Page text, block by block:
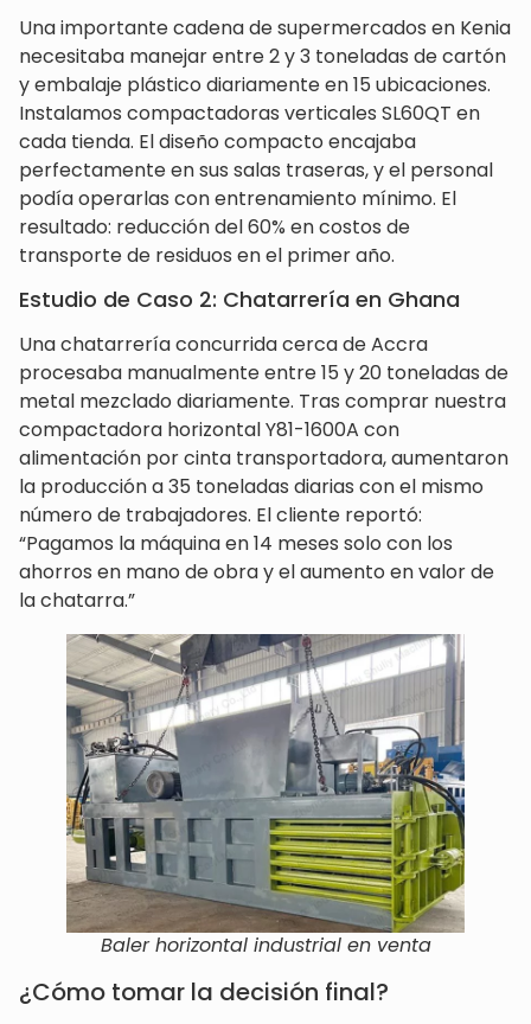
Una importante cadena de supermercados en Kenia
necesitaba manejar entre 2 y 3 toneladas de cartón
y embalaje plástico diariamente en 15 ubicaciones.
Instalamos compactadoras verticales SL60QT en
cada tienda. El diseño compacto encajaba
perfectamente en sus salas traseras, y el personal
podía operarlas con entrenamiento mínimo. El
resultado: reducción del 60% en costos de
transporte de residuos en el primer año.
Estudio de Caso 2: Chatarrería en Ghana
Una chatarrería concurrida cerca de Accra
procesaba manualmente entre 15 y 20 toneladas de
metal mezclado diariamente. Tras comprar nuestra
compactadora horizontal Y81-1600A con
alimentación por cinta transportadora, aumentaron
la producción a 35 toneladas diarias con el mismo
número de trabajadores. El cliente reportó:
“Pagamos la máquina en 14 meses solo con los
ahorros en mano de obra y el aumento en valor de
la chatarra.”
Baler horizontal industrial en venta
¿Cómo tomar la decisión final?